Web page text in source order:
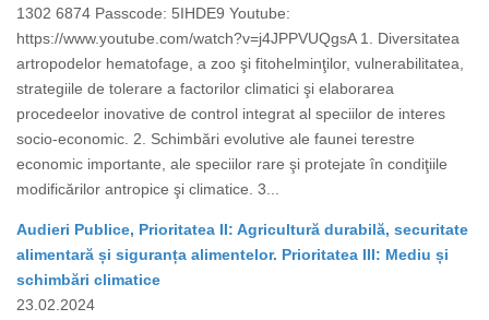
1302 6874 Passcode: 5IHDE9 Youtube:
https://www.youtube.com/watch?v=j4JPPVUQgsA 1. Diversitatea
artropodelor hematofage, a zoo şi fitohelminţilor, vulnerabilitatea,
strategiile de tolerare a factorilor climatici şi elaborarea
procedeelor inovative de control integrat al speciilor de interes
socio-economic. 2. Schimbări evolutive ale faunei terestre
economic importante, ale speciilor rare şi protejate în condiţiile
modificărilor antropice şi climatice. 3...
Audieri Publice, Prioritatea II: Agricultură durabilă, securitate
alimentară și siguranța alimentelor. Prioritatea III: Mediu și
schimbări climatice
23.02.2024